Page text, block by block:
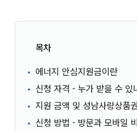
목차
에너지 안심지원금이란
신청 자격 - 누가 받을 수 있
지원 금액 및 성남사랑상품
신청 방법 - 방문과 모바일